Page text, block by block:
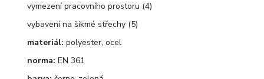
vymezení pracovního prostoru (4)
vybavení na šikmé střechy (5)
materiál: polyester, ocel
norma: EN 361